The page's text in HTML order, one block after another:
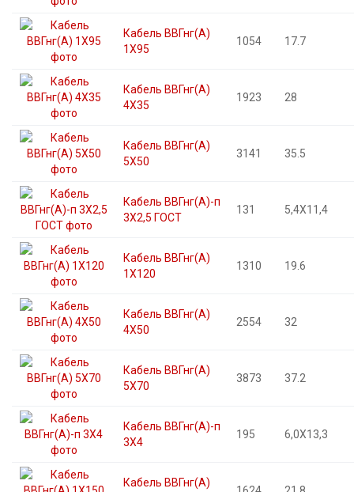
Кабель ВВГнг(А)
1X95
1054 17.7
Кабель ВВГнг(А)
4X35
1923 28
Кабель ВВГнг(А)
5X50
3141 35.5
Кабель ВВГнг(А)-п
3X2,5 ГОСТ
131 5,4X11,4
Кабель ВВГнг(А)
1X120
1310 19.6
Кабель ВВГнг(А)
4X50
2554 32
Кабель ВВГнг(А)
5X70
3873 37.2
Кабель ВВГнг(А)-п
3X4
195 6,0X13,3
Кабель ВВГнг(А)